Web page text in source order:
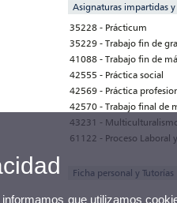
Asignaturas impartidas
35228 - Prácticum
35229 - Trabajo fin de
41088 - Trabajo fin de
42555 - Práctica social
42569 - Práctica
42570 - Trabajo final de
43231 -
61122 - Proceso Laboral
Ficha personal y Tutorías
que utilizamos